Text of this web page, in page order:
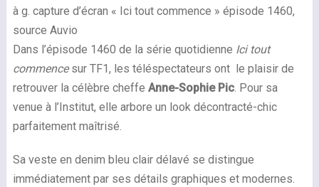
à g. capture d’écran « Ici tout commence » épisode 1460,
source Auvio
Dans l’épisode 1460 de la série quotidienne Ici tout
commencesur TF1, les téléspectateurs ont le plaisir de
retrouver la célèbre cheffe Anne-Sophie Pic. Pour sa
venue à l’Institut, elle arbore un look décontracté-chic
parfaitement maîtrisé.
Sa veste en denim bleu clair délavé se distingue
immédiatement par ses détails graphiques et modernes.